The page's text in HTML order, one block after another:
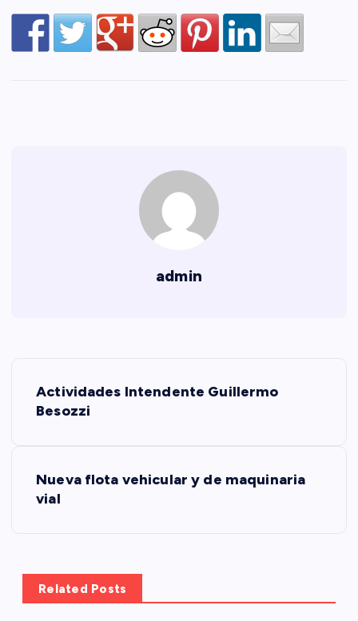
admin
a
c
Actividades Intendente Guillermo
Besozzi
Nueva flota vehicular y de maquinaria
vial
Related Posts